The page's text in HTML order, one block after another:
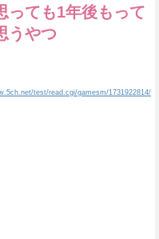
っても1年後もって
うやつ
test/read.cgi/gamesm/1731922814/